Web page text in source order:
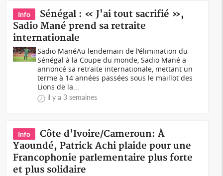
Info
Sénégal : « J'ai tout sacrifié »,
Sadio Mané prend sa retraite
internationale
Sadio ManéAu lendemain de l'élimination du
Sénégal à la Coupe du monde, Sadio Mané a
annoncé sa retraite internationale, mettant un
terme à 14 années passées sous le maillot des
Lions de la...
il y a 3 semaines
Info
Côte d'Ivoire/Cameroun: À
Yaoundé, Patrick Achi plaide pour une
Francophonie parlementaire plus forte
et plus solidaire